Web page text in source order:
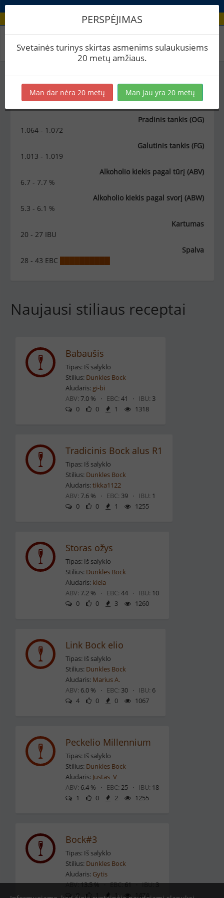
Stilius / Dunkles Bock
Dunkles Bock
Pradinis tankis (OG)
1.064 - 1.072
Galutinis tankis (FG)
1.013 - 1.019
Alkoholio kiekis pagal tūrį (ABV)
6.7 - 7.7 %
Alkoholio kiekis pagal svorį (ABW)
5.3 - 6.1 %
Kartumas
20 - 27 IBU
Spalva
28 - 43 EBC
Naujausi stiliaus receptai
Babaušis
Tipas: Iš salyklo
Stilius: Dunkles Bock
Aludaris: gi-bi
ABV: 7.0 % · EBC: 41 · IBU: 3
0
0 1 1318
Tradicinis Bock alus R1
Tipas: Iš salyklo
Stilius: Dunkles Bock
Aludaris:tikka1122
ABV: 7.6 % · EBC: 39 · IBU: 1
0
0 1 1255
Storas ožys
Tipas: Iš salyklo
Stilius: Dunkles Bock
Aludaris: kiela
ABV: 7.2 % · EBC: 44 · IBU: 10
0
0 3 1260
Link Bock elio
Tipas: Iš salyklo
Stilius: Dunkles Bock
Aludaris: Marius A.
ABV: 6.0 % · EBC: 30 · IBU: 6
4
0 0 1067
Peckelio Millennium
Tipas: Iš salyklo
Stilius: Dunkles Bock
Aludaris: Justas_V
ABV: 6.4 % · EBC: 25 · IBU: 18
1
0 2 1255
Bock#3
Tipas: Iš salyklo
Stilius: Dunkles Bock
Aludaris: Gytis
ABV:13.5 % ·EBC:61 ·IBU:3
0
1 1 1474
PERSPĖJIMAS
Svetainės turinys skirtas asmenims sulaukusiems
20 metų amžiaus.
Man dar nėra 20 metų Man jau yra 20 metų